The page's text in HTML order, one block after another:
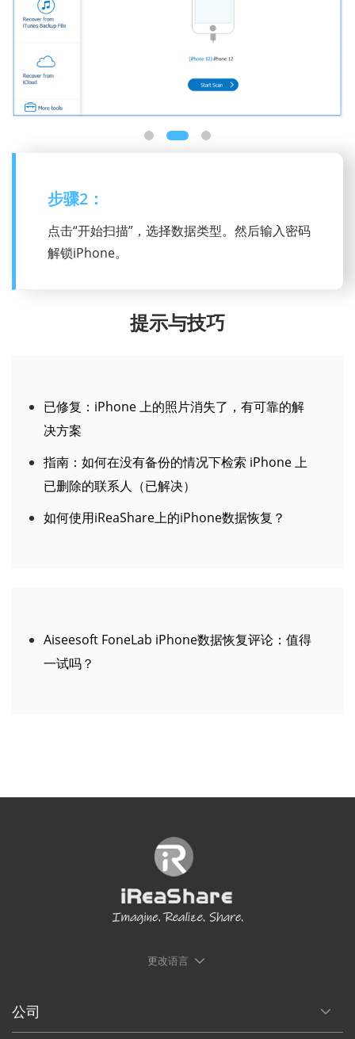
步骤2：
点击“开始扫描”，选择数据类型。然后输入密码
解锁iPhone。
提示与技巧
已修复：iPhone 上的照片消失了，有可靠的解
决方案
指南：如何在没有备份的情况下检索 iPhone 上
已删除的联系人（已解决）
如何使用iReaShare上的iPhone数据恢复？
Aiseesoft FoneLab iPhone数据恢复评论：值得
一试吗？
更改语言
公司